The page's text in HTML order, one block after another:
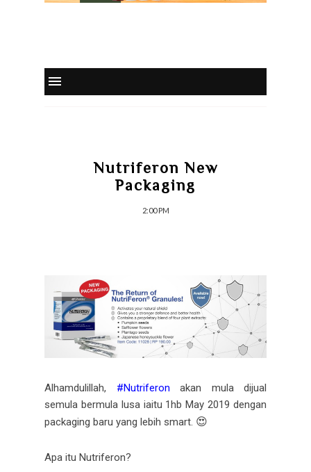
Nutriferon New
Packaging
2:00 PM
Alhamdulillah, #Nutriferon akan mula dijual
semula bermula lusa iaitu 1hb May 2019 dengan
packaging baru yang lebih smart. 😍
Apa itu Nutriferon?